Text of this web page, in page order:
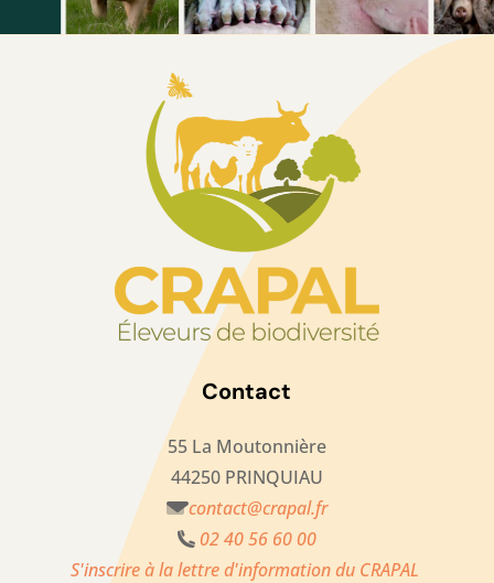
Contact
55 La Moutonnière
44250 PRINQUIAU
contact@crapal.fr
02 40 56 60 00
S'inscrire à la lettre d'information du CRAPAL